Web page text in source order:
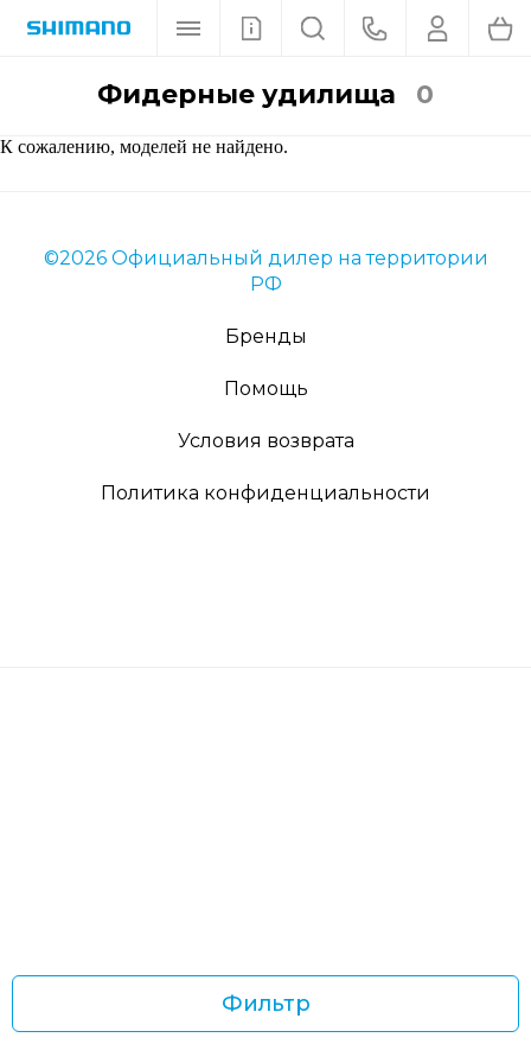
Фидерные удилища 0
К сожалению, моделей не найдено.
Фильтр
©2026 Официальный дилер на территории
РФ
Бренды
Помощь
Условия возврата
Политика конфиденциальности